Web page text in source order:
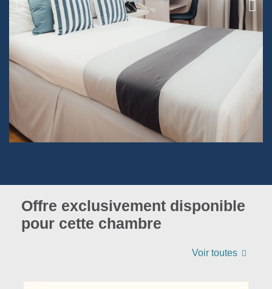
Offre exclusivement disponible
pour cette chambre
Voir toutes